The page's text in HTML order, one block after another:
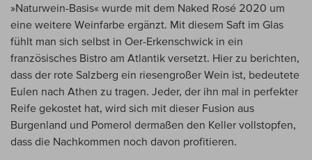
»Naturwein-Basis« wurde mit dem Naked Rosé 2020 um
eine weitere Weinfarbe ergänzt. Mit diesem Saft im Glas
fühlt man sich selbst in Oer-Erkenschwick in ein
französisches Bistro am Atlantik versetzt. Hier zu berichten,
dass der rote Salzberg ein riesengroßer Wein ist, bedeutete
Eulen nach Athen zu tragen. Jeder, der ihn mal in perfekter
Reife gekostet hat, wird sich mit dieser Fusion aus
Burgenland und Pomerol dermaßen den Keller vollstopfen,
dass die Nachkommen noch davon profitieren.